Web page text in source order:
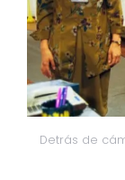
Detrás de